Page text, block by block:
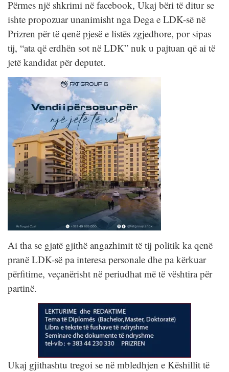
Përmes një shkrimi në facebook, Ukaj bëri të ditur se
ishte propozuar unanimisht nga Dega e LDK-së në
Prizren për të qenë pjesë e listës zgjedhore, por sipas
tij, “ata që erdhën sot në LDK” nuk u pajtuan që ai të
jetë kandidat për deputet.
Ai tha se gjatë gjithë angazhimit të tij politik ka qenë
pranë LDK-së pa interesa personale dhe pa kërkuar
përfitime, veçanërisht në periudhat më të vështira për
partinë.
Ukaj gjithashtu tregoi se në mbledhjen e Këshillit të